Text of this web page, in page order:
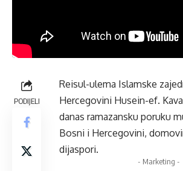
PODIJELI
Reisul-ulema Islamske
Hercegovini Husein-ef.
danas ramazansku poruku
Bosni i Hercegovini,
dijaspori.
- Marketing -